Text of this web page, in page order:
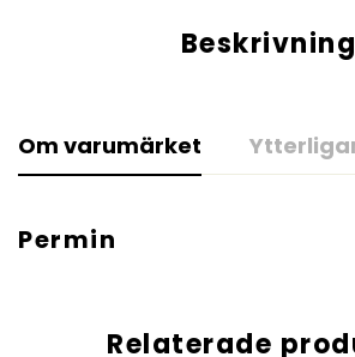
Beskrivning
Om varumärket
Permin
Relaterade